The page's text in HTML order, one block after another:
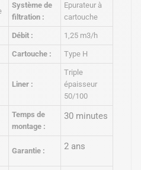
Système de
filtration :
Epurateur à
cartouche
Débit : 1,25 m3/h
Cartouche : Type H
Liner :
Triple
épaisseur
50/100
Temps de
montage :
30 minutes
Garantie : 2 ans